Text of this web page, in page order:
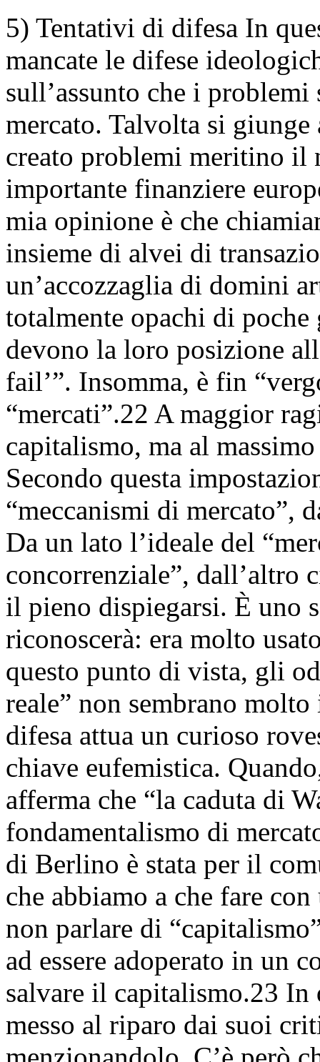
5) Tentativi di difesa In
mancate le difese
sull’assunto che i
mercato. Talvolta si giunge
creato problemi meritino il
importante finanziere
mia opinione è che
insieme di alvei di
un’accozzaglia di domini
totalmente opachi di
devono la loro posizione
fail’”. Insomma, è fin
“mercati”.22 A maggior
capitalismo, ma al
Secondo questa
“meccanismi di mercato”,
Da un lato l’ideale del
concorrenziale”, dall’altro
il pieno dispiegarsi. È uno
riconoscerà: era molto
questo punto di vista, gli
reale” non sembrano
difesa attua un curioso
chiave eufemistica.
afferma che “la caduta di
fondamentalismo di
di Berlino è stata per il
che abbiamo a che fare
non parlare di
ad essere adoperato in un
salvare il capitalismo.23 In
messo al riparo dai suoi